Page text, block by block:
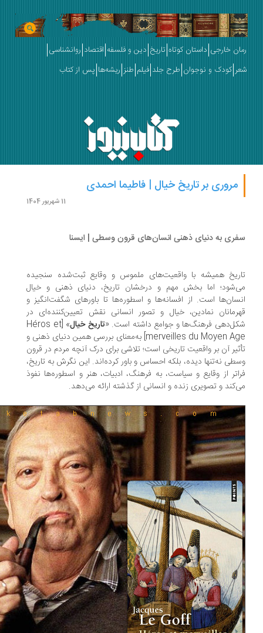
خارجی داستان کوتاه تاریخ دین و فلسفه اقتصاد روانشناسی
کودک و نوجوان طرح جلد فیلم طنز ریشه‌ها پس از کتاب
مروری بر تاریخ خیال | فاطیما احمدی
به دنیای ذهنی انسان‌های قرون وسطی | ایسنا
همیشه با واقعیت‌های ملموس و وقایع ثبت‌شده سنجیده
اما بخش مهم و درخشان تاریخ، دنیای ذهنی و خیال
است. از افسانه‌ها و اسطوره‌ها تا باورهای شگفت‌انگیز و
نمادین، خیال و تصور انسانی نقش تعیین‌کننده‌ای در
فرهنگ‌ها و جوامع داشته است. «تاریخ خیال
» [Héros et
merveilles du Moyen Age] به‌معنای بررسی همین دنیای ذهنی و
آن بر واقعیت تاریخی است؛ تلاشی برای درک آنچه مردم در قرون
نه‌تنها دیده، بلکه احساس و باور کرده‌اند. این نگرش به تاریخ،
از وقایع و سیاست، به فرهنگ، ادبیات، هنر و اسطوره‌ها نفوذ
و تصویری زنده و انسانی از گذشته ارائه می‌دهد.